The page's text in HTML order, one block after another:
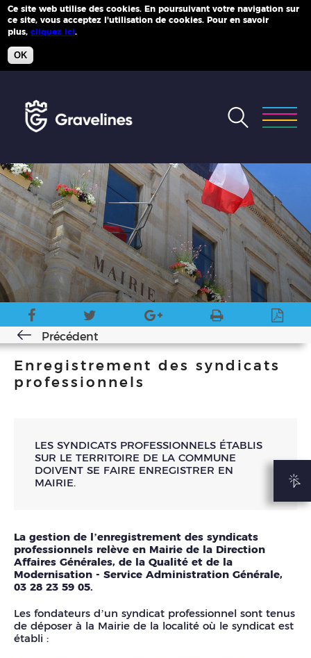
Ce site web utilise des cookies. En poursuivant votre navigation sur
ce site, vous acceptez l'utilisation de cookies. Pour en savoir
plus,cliquez ici.
OK
Précédent
Enregistrement des syndicats
professionnels
LES SYNDICATS PROFESSIONNELS ÉTABLIS
SUR LE TERRITOIRE DE LA COMMUNE
DOIVENT SE FAIRE ENREGISTRER EN
MAIRIE.
La gestion de l’enregistrement des syndicats
professionnels relève en Mairie de la Direction
Affaires Générales, de la Qualité et de la
Modernisation - Service Administration Générale,
03 28 23 59 05.
Les fondateurs d’un syndicat professionnel sont tenus
de déposer à la Mairie de la localité où le syndicat est
établi :